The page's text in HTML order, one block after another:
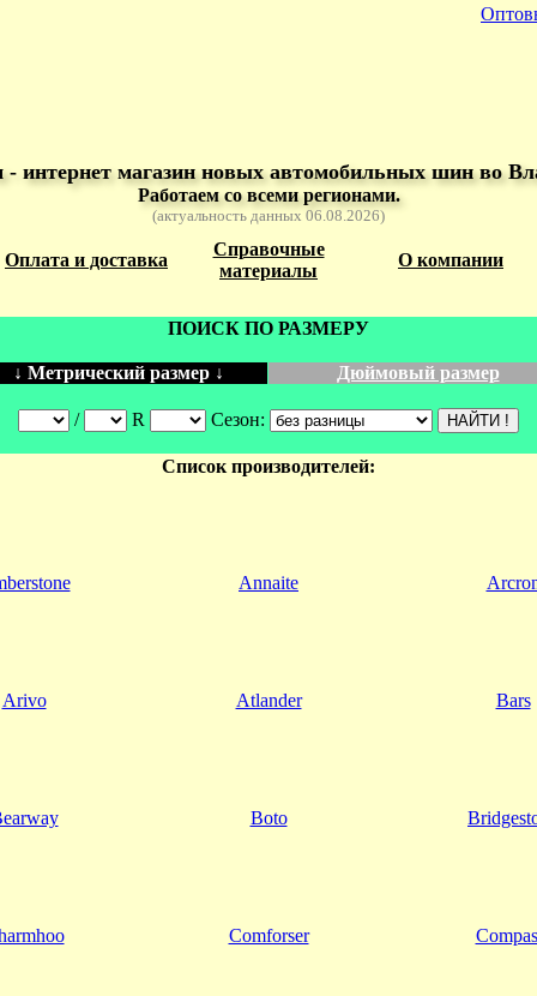
интернет магазин новых автомобильных шин во
Работаем со всеми регионами.
(актуальность данных 06.08.2026)
Оплата и доставка
Справочные
материалы
О компании
ПОИСК ПО РАЗМЕРУ
↓ Метрический размер ↓ Дюймовый размер
/ R Сезон:
Список производителей:
Annaite
Arivo Atlander Bars
Boto
Comforser